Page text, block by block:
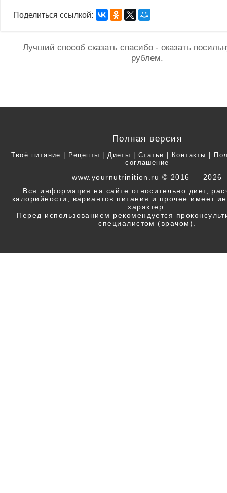
Поделиться ссылкой:
Лучший способ сказать спасибо - оказать
рублем.
Полная версия
Твоё питание | Рецепты | Диеты | Статьи | Контакты |
соглашение
www.yournutrinition.ru © 2016 — 2026
Вся информация на сайте относительно диет,
калорийности, вариантов питания и прочее имеет
характер.
Перед использованием рекомендуется
специалистом (врачом).